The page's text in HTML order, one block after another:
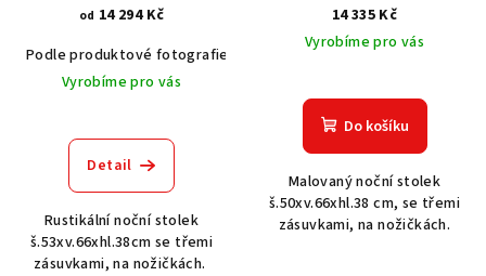
od 14 294 Kč
Podle produktové fotografie
Akát vintage BT1551
Vyrobíme pro vás
Detail
Rustikální noční stolek
š.53xv.66xhl.38cm se třemi
zásuvkami, na nožičkách.
14 335 Kč
Vyrobíme pro vás
Do košíku
Malovaný noční stolek
š.50xv.66xhl.38 cm, se třemi
zásuvkami, na nožičkách.